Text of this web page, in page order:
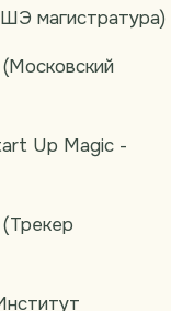
магистратура)
Up Magic -